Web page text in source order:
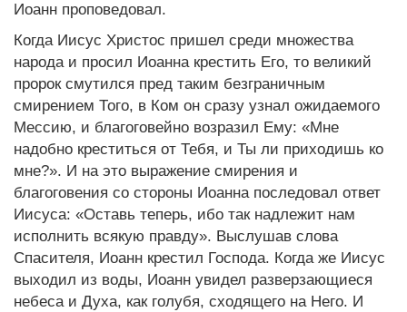
Иоанн проповедовал.
Когда Иисус Христос пришел среди множества
народа и просил Иоанна крестить Его, то великий
пророк смутился пред таким безграничным
смирением Того, в Ком он сразу узнал ожидаемого
Мессию, и благоговейно возразил Ему: «Мне
надобно креститься от Тебя, и Ты ли приходишь ко
мне?». И на это выражение смирения и
благоговения со стороны Иоанна последовал ответ
Иисуса: «Оставь теперь, ибо так надлежит нам
исполнить всякую правду». Выслушав слова
Спасителя, Иоанн крестил Господа. Когда же Иисус
выходил из воды, Иоанн увидел разверзающиеся
небеса и Духа, как голубя, сходящего на Него. И